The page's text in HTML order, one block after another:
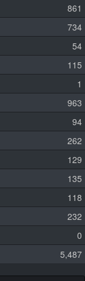
861
734
54
115
1
963
94
262
129
135
118
232
0
5,487